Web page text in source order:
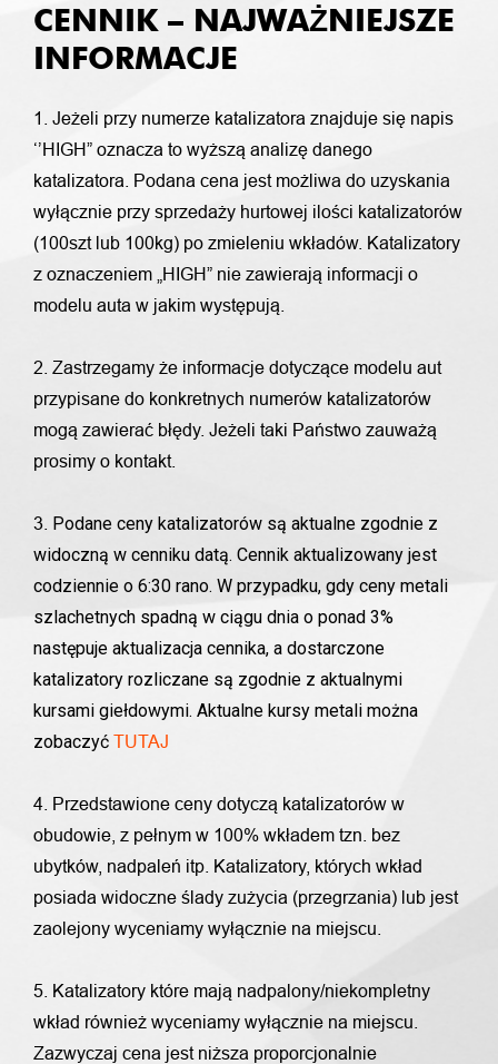
CENNIK – NAJWAŻNIEJSZE
INFORMACJE
1. Jeżeli przy numerze katalizatora znajduje się napis
‘’HIGH” oznacza to wyższą analizę danego
katalizatora. Podana cena jest możliwa do uzyskania
wyłącznie przy sprzedaży hurtowej ilości katalizatorów
(100szt lub 100kg) po zmieleniu wkładów. Katalizatory
z oznaczeniem „HIGH” nie zawierają informacji o
modelu auta w jakim występują.
2. Zastrzegamy że informacje dotyczące modelu aut
przypisane do konkretnych numerów katalizatorów
mogą zawierać błędy. Jeżeli taki Państwo zauważą
prosimy o kontakt.
3. Podane ceny katalizatorów są aktualne zgodnie z
widoczną w cenniku datą. Cennik aktualizowany jest
codziennie o 6:30 rano. W przypadku, gdy ceny metali
szlachetnych spadną w ciągu dnia o ponad 3%
następuje aktualizacja cennika, a dostarczone
katalizatory rozliczane są zgodnie z aktualnymi
kursami giełdowymi. Aktualne kursy metali można
zobaczyć TUTAJ
4. Przedstawione ceny dotyczą katalizatorów w
obudowie, z pełnym w 100% wkładem tzn. bez
ubytków, nadpaleń itp. Katalizatory, których wkład
posiada widoczne ślady zużycia (przegrzania) lub jest
zaolejony wyceniamy wyłącznie na miejscu.
5. Katalizatory które mają nadpalony/niekompletny
wkład również wyceniamy wyłącznie na miejscu.
Zazwyczaj cena jest niższa proporcjonalnie